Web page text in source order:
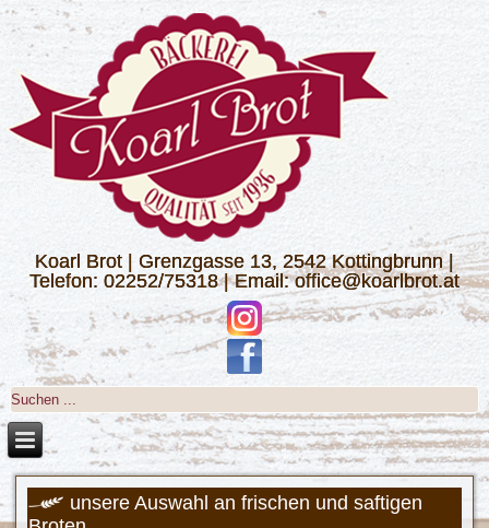
Koarl Brot | Grenzgasse 13, 2542 Kottingbrunn |
Telefon: 02252/75318 | Email: office@koarlbrot.at
unsere Auswahl an frischen und saftigen